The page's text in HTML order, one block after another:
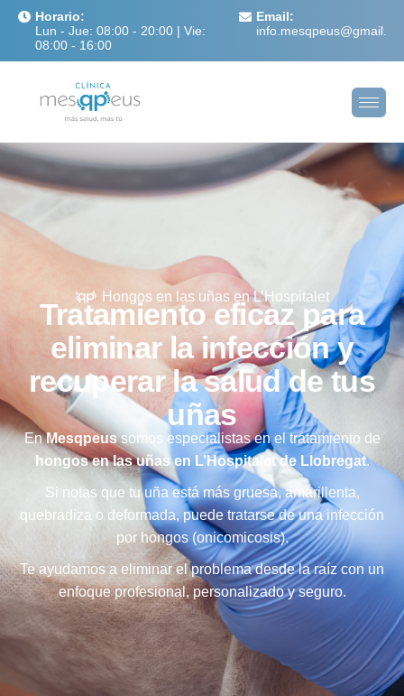
Horario:
Lun - Jue: 08:00 - 20:00 | Vie:
08:00 - 16:00
Email:
Hongos en las uñas en L’Hospitalet
Tratamiento eficaz para
eliminar la infección y
recuperar la salud de tus
uñas
EnMesqpeussomos especialistas en el tratamiento de
hongos en las uñas en L’Hospitalet de Llobregat.
Si notas que tu uña está más gruesa, amarillenta,
quebradiza o deformada, puede tratarse de una infección
por hongos (onicomicosis).
Te ayudamos a eliminar el problema desde la raíz con un
enfoque profesional, personalizado y seguro.